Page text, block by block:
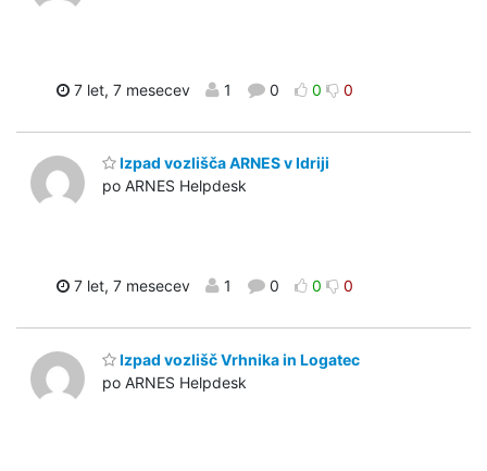
7 let, 7 mesecev 1 0 0 0
Izpad vozlišča ARNES v Idriji
po ARNES Helpdesk
7 let, 7 mesecev 1 0 0 0
Izpad vozlišč Vrhnika in Logatec
po ARNES Helpdesk